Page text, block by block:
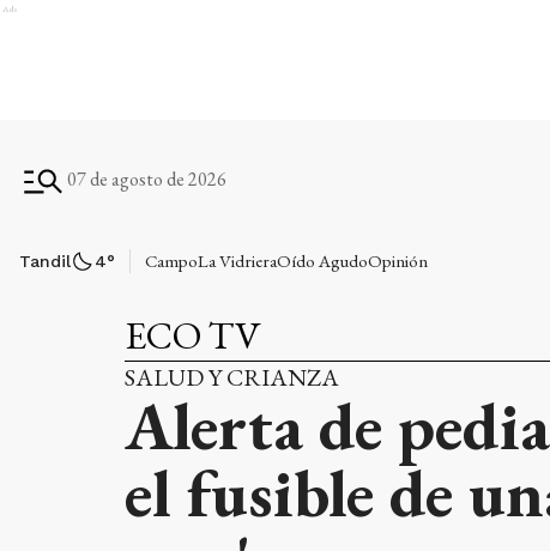
Ads
07 de agosto de 2026
Tandil 4° CampoLa VidrieraOído AgudoOpinión
ECO TV
SALUD Y CRIANZA
Alerta de
el fusible de